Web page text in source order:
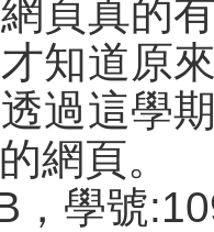
頁真的
知道原
過這學
網頁。
，學號